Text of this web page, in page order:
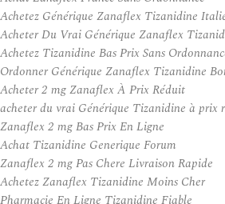
Achetez Générique Zanaflex Tizanidine
Acheter Du Vrai Générique Zanaflex
Achetez Tizanidine Bas Prix Sans
Ordonner Générique Zanaflex Tizanidine
Acheter 2 mg Zanaflex À Prix Réduit
acheter du vrai Générique Tizanidine à prix
Zanaflex 2 mg Bas Prix En Ligne
Achat Tizanidine Generique Forum
Zanaflex 2 mg Pas Chere Livraison Rapide
Achetez Zanaflex Tizanidine Moins Cher